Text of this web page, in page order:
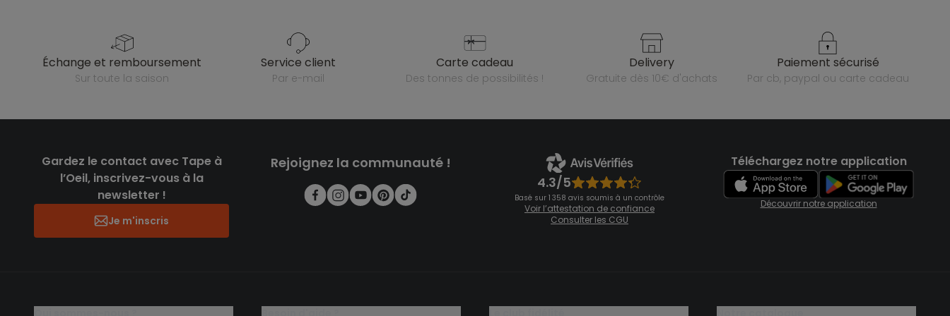
échange et remboursement
sur toute la saison
service client
par e-mail
carte cadeau
des tonnes de possibilités !
delivery
gratuite dès 10€ d'achats
paiement sécurisé
par cb, paypal ou carte cadeau
Gardez le contact avec Tape à
l’Oeil, inscrivez-vous à la
newsletter !
Je m'inscris
Rejoignez la communauté !
4.3/5
Basé sur 1 358 avis soumis à un contrôle
Voir l’attestation de confiance
Consulter les CGU
Téléchargez notre application
Découvrir notre application